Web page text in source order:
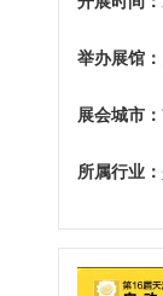
举办展馆：
展会城市：
所属行业：